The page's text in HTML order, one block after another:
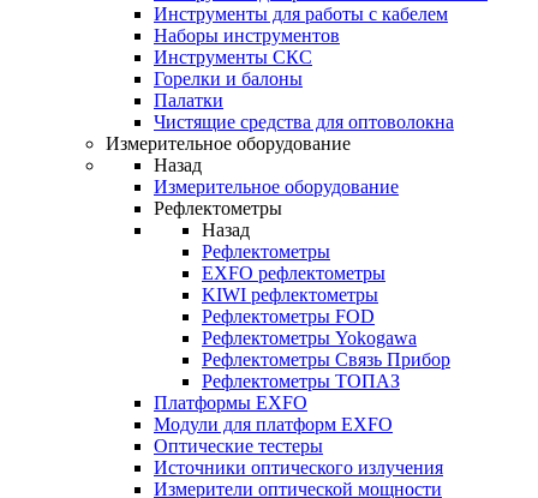
Инструменты для работы с кабелем
Наборы инструментов
Инструменты СКС
Горелки и балоны
Палатки
Чистящие средства для оптоволокна
Измерительное оборудование
Назад
Измерительное оборудование
Рефлектометры
Назад
Рефлектометры
EXFO рефлектометры
KIWI рефлектометры
Рефлектометры FOD
Рефлектометры Yokogawa
Рефлектометры Связь Прибор
Рефлектометры ТОПАЗ
Платформы EXFO
Модули для платформ EXFO
Оптические тестеры
Источники оптического излучения
Измерители оптической мощности